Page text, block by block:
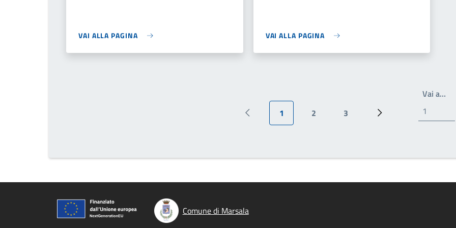
VAI ALLA PAGINA VAI ALLA PAGINA
Pagina precedente
Pagina attuale
1
Pagina
2
Pagina
3
Pagina successiva
Vai a…
Comune di Marsala